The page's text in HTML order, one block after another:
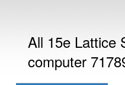
All 15e Lattice
computer